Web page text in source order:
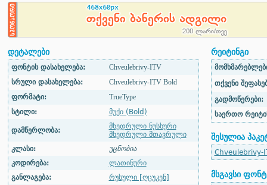
დეტალები
ფონტის დასახელება:
Chveulebrivy-ITV
სრული დასახელება:
Chveulebrivy-ITV Bold
ფორმატი:
TrueType
სტილი:
მუქი (Bold)
დამწერლობა:
მხედრული ნუსხური
მხედრული მთავრული
კლასი:
უცნობია
კოდირება:
ლათინური
განლაგება:
რუსული [ღცუკენ]
რეიტინგი
თქვენი
გადმოწერები:
საერთო
შესულია
Chveulebrivy-
მსგავსი